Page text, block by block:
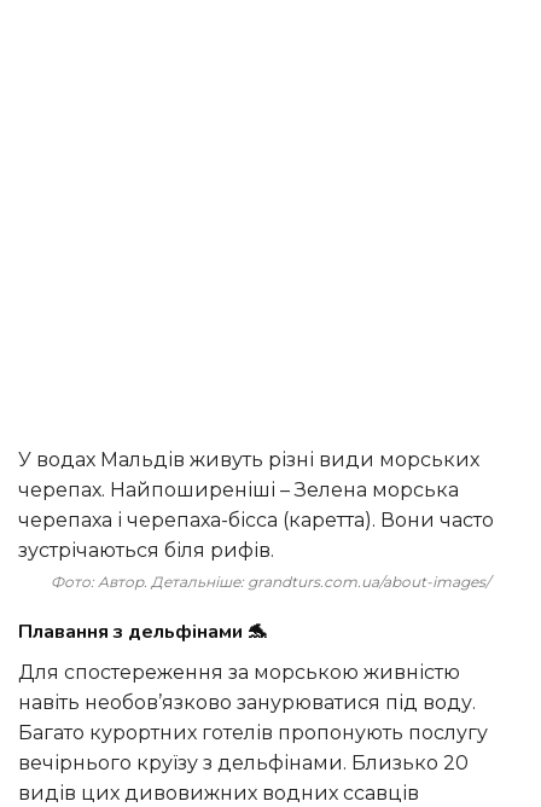
У водах Мальдів живуть різні види морських
черепах. Найпоширеніші – Зелена морська
черепаха і черепаха-бісса (каретта). Вони часто
зустрічаються біля рифів.
Фото: Автор. Детальніше: grandturs.com.ua/about-images/
Плавання з дельфінами 🐬
Для спостереження за морською живністю
навіть необов’язково занурюватися під воду.
Багато курортних готелів пропонують послугу
вечірнього круїзу з дельфінами. Близько 20
видів цих дивовижних водних ссавців